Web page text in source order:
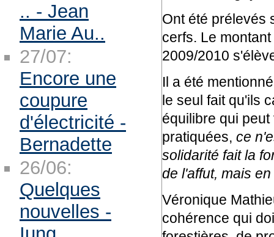
Ont été prélevés
cerfs. Le
2009/2010
Il a été
le seul fait qu'ils
équilibre qui
pratiquées, ce
solidarité fait la
de l'affut, mais
Véronique
cohérence qui
.. - Jean
Marie Au..
27/07:
Encore une
coupure
d'électricité -
Bernadette
26/06:
Quelques
nouvelles -